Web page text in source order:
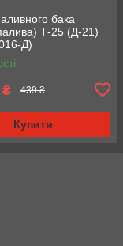
бака
Т-25 (Д-21)
Д)
₴ 439 ₴
Купити